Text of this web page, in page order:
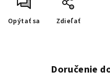
Opýtať sa Zdieľať
Doručenie